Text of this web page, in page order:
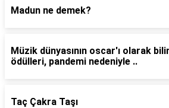
Madun ne demek?
Müzik dünyasının oscar'ı olarak
ödülleri, pandemi nedeniyle ..
Taç Çakra Taşı